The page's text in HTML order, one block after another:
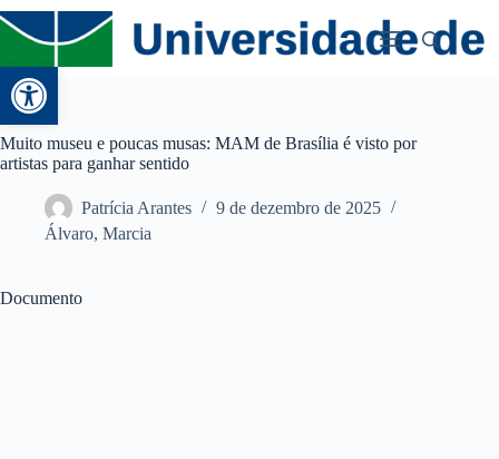
Abrir a barra de ferramentas
Muito museu e poucas musas: MAM de Brasília é visto por
artistas para ganhar sentido
Patrícia Arantes
9 de dezembro de 2025
Álvaro, Marcia
Documento